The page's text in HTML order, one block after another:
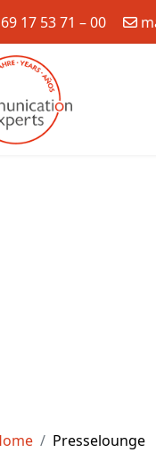
17 53 71 – 00
Presselounge